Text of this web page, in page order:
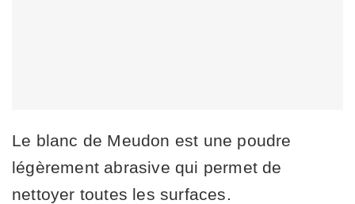
Le blanc de Meudon est une poudre
légèrement abrasive qui permet de
nettoyer toutes les surfaces.